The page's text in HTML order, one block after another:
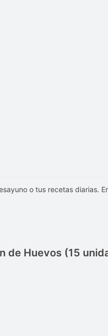
o tus recetas diarias.
de Huevos (15